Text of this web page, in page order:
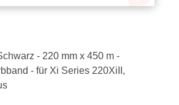
- 220 mm x 450 m -
- für Xi Series 220XiII,